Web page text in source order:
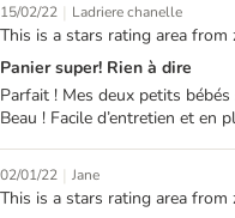
15/02/22 | Ladriere chanelle
This is a stars rating area from
Panier super! Rien à dire
Parfait ! Mes deux petits
Beau ! Facile d’entretien et en
02/01/22 | Jane
This is a stars rating area from